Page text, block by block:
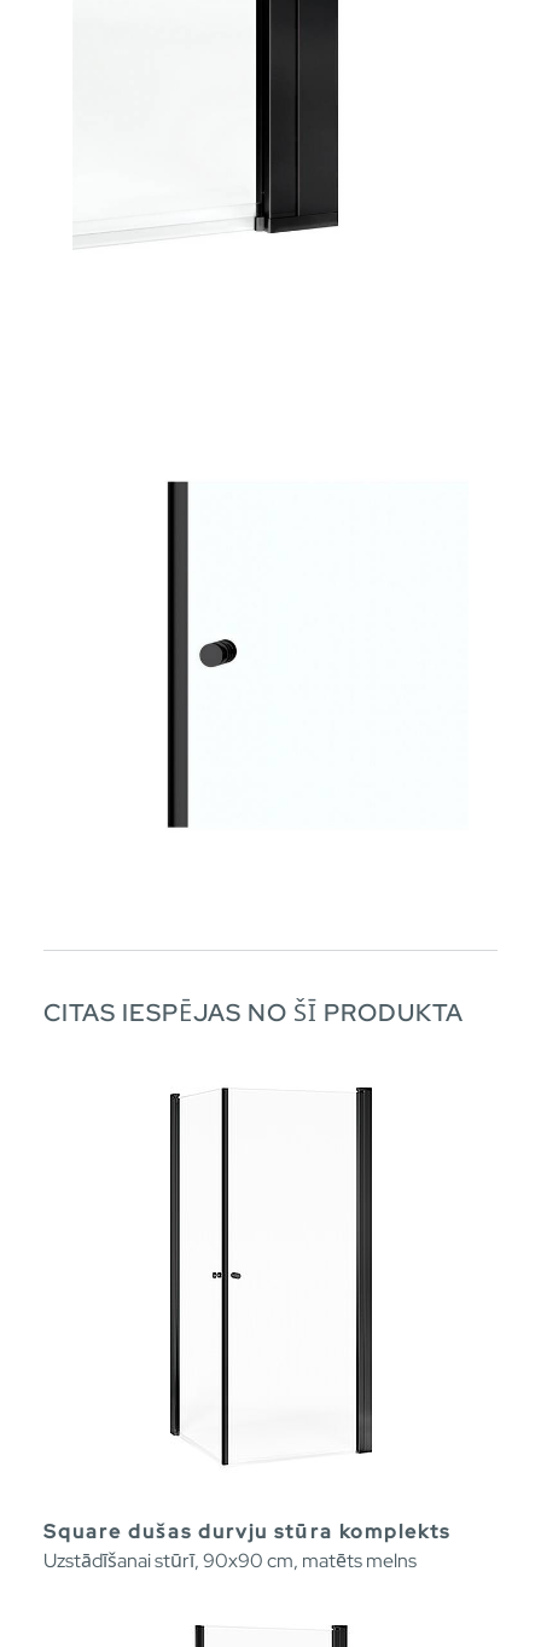
CITAS IESPĒJAS NO ŠĪ PRODUKTA
Square dušas durvju stūra komplekts
Uzstādīšanai stūrī, 90x90 cm, matēts melns